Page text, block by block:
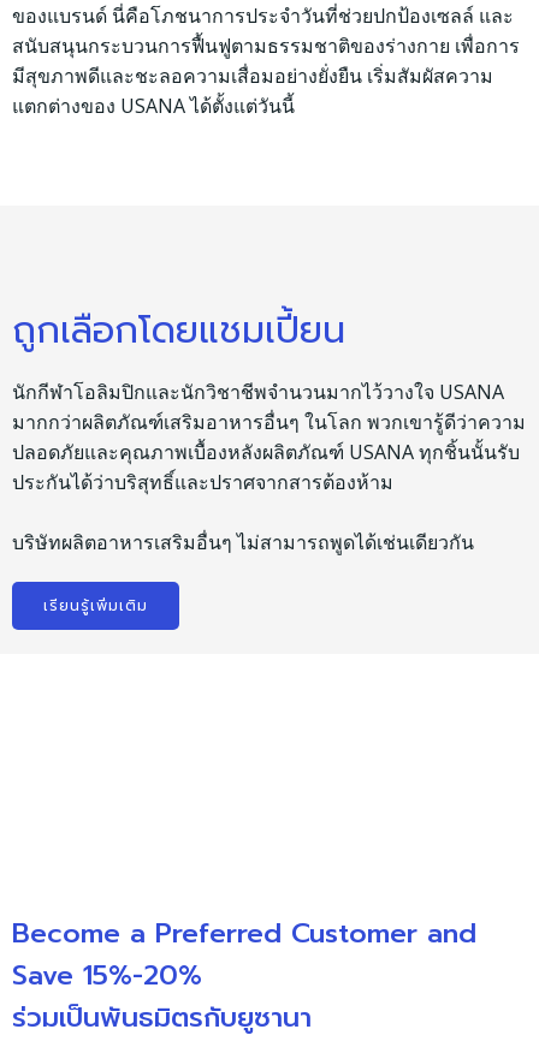
ของแบรนด์ นี่คือโภชนาการประจำวันที่ช่วยปกป้องเซลล์ และ
สนับสนุนกระบวนการฟื้นฟูตามธรรมชาติของร่างกาย เพื่อการ
มีสุขภาพดีและชะลอความเสื่อมอย่างยั่งยืน เริ่มสัมผัสความ
แตกต่างของ USANA ได้ตั้งแต่วันนี้
ถูกเลือกโดยแชมเปี้ยน
นักกีฬาโอลิมปิกและนักวิชาชีพจำนวนมากไว้วางใจ USANA
มากกว่าผลิตภัณฑ์เสริมอาหารอื่นๆ ในโลก พวกเขารู้ดีว่าความ
ปลอดภัยและคุณภาพเบื้องหลังผลิตภัณฑ์ USANA ทุกชิ้นนั้นรับ
ประกันได้ว่าบริสุทธิ์และปราศจากสารต้องห้าม
บริษัทผลิตอาหารเสริมอื่นๆ ไม่สามารถพูดได้เช่นเดียวกัน
เรียนรู้เพิ่มเติม
Become a Preferred Customer and
Save 15%-20%
ร่วมเป็นพันธมิตรกับยูซานา